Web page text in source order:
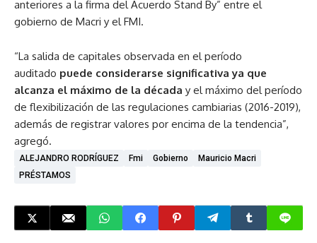
anteriores a la firma del Acuerdo Stand By” entre el
gobierno de Macri y el FMI.
“La salida de capitales observada en el período
auditado puede considerarse significativa ya que
alcanza el máximo de la década y el máximo del período
de flexibilización de las regulaciones cambiarias (2016-2019),
además de registrar valores por encima de la tendencia”,
agregó.
ALEJANDRO RODRÍGUEZ Fmi Gobierno
Mauricio Macri
PRÉSTAMOS